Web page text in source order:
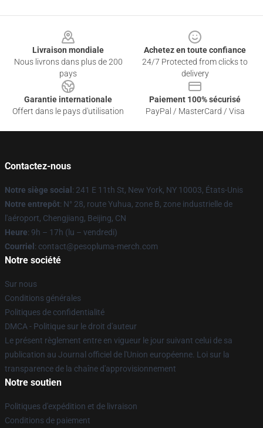
Livraison mondiale
Nous livrons dans plus de 200
pays
Achetez en toute confiance
24/7 Protected from clicks to
delivery
Garantie internationale
Offert dans le pays d'utilisation
Paiement 100% sécurisé
PayPal / MasterCard / Visa
Contactez-nous
Notre siège social : 241 E 11th St, New York, NY 10003, États-Unis
Notre entrepôt: N° 28, route Yuhua, zone B, zone industrielle de
l'aéroport, Chengjiang, Beijing, CN
Heure: 9h – 17h (lu – vendredi)
Courriel : contact@pesopluma-merch.com
Notre société
Sur nous
Conditions générales
Politiques de confidentialité
DMCA - Politique sur le droit d'auteur
Le présent règlement entre en vigueur le jour suivant celui de sa
publication au Journal officiel de l'Union européenne. Loi sur la
transparence de la chaîne d'approvisionnement
Notre soutien
Politiques d'expédition et de livraison
Conditions de paiement